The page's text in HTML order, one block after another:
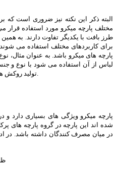
البته ذکر این نکته نیز ضروری است که
مختلف پارچه میکرو مورد استفاده قرار
طرز بافت با یکدیگر تفاوت دارند. به
برای کاربردهای مختلف استفاده می
پارچه های میکرو باشد. به عنوان مثال،
لباس از آن استفاده می شود با نوع و
پارچه میکرو ویژگی های بسیاری دارد
شده اند این پارچه در گروه پارچه های
در میان مصرف کنندگان داشته باشد. در